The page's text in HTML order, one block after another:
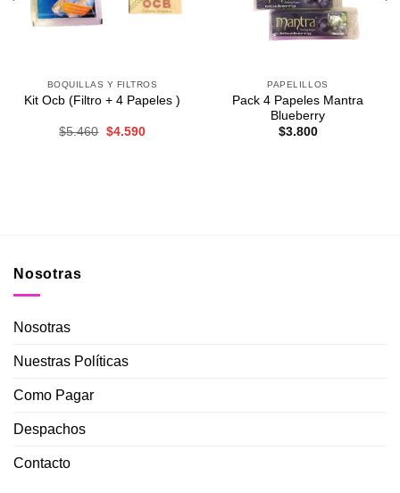
BOQUILLAS Y FILTROS
Kit Ocb (Filtro + 4 Papeles )
$5.460 El
$4.590El
PAPELILLOS
Pack 4 Papeles Mantra
Blueberry
$3.800
Nosotras
Nosotras
Nuestras Políticas
Como Pagar
Despachos
Contacto